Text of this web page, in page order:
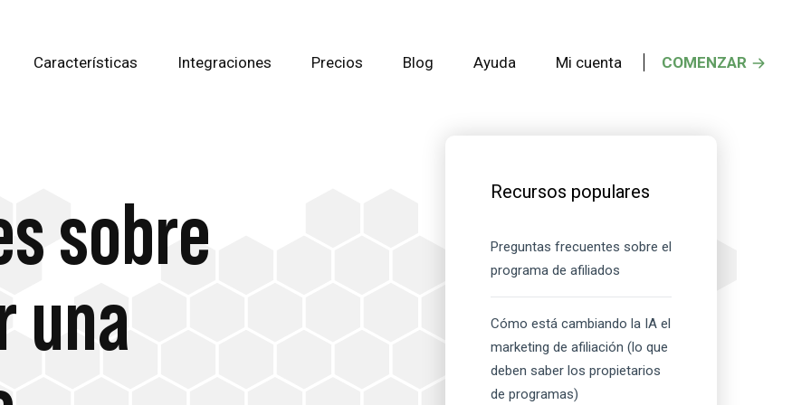
Características Integraciones Precios Blog Ayuda Mi cuenta COMENZAR
sobre
una
principal
Recursos populares
Preguntas frecuentes sobre el
programa de afiliados
Cómo está cambiando la IA el
marketing de afiliación (lo que
deben saber los propietarios
de programas)